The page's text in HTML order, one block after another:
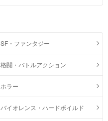
SF・ファンタジー
格闘・バトルアクション
ホラー
バイオレンス・ハードボイルド